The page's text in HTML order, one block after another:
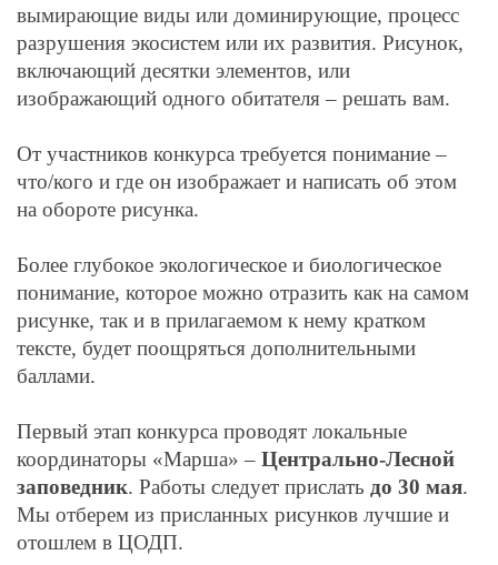
вымирающие виды или доминирующие, процесс
разрушения экосистем или их развития. Рисунок,
включающий десятки элементов, или
изображающий одного обитателя – решать вам.
От участников конкурса требуется понимание –
что/кого и где он изображает и написать об этом
на обороте рисунка.
Более глубокое экологическое и биологическое
понимание, которое можно отразить как на самом
рисунке, так и в прилагаемом к нему кратком
тексте, будет поощряться дополнительными
баллами.
Первый этап конкурса проводят локальные
координаторы «Марша» – Центрально-Лесной
заповедник. Работы следует прислать до 30 мая.
Мы отберем из присланных рисунков лучшие и
отошлем в ЦОДП.